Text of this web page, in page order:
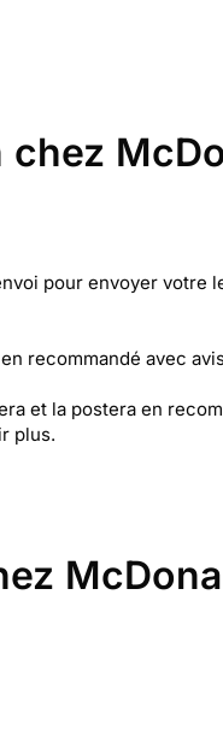
chez
pour envoyer votre
recommandé avec
et la postera en
plus.